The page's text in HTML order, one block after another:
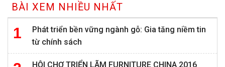
BÀI XEM NHIỀU NHẤT
Phát triển bền vững ngành gỗ: Gia tăng niềm tin
từ chính sách
HỘI CHỢ TRIỂN LÃM FURNITURE CHINA 2016